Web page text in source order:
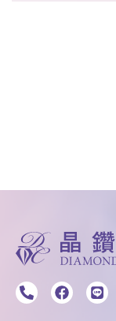
P
h
F
a
L
i